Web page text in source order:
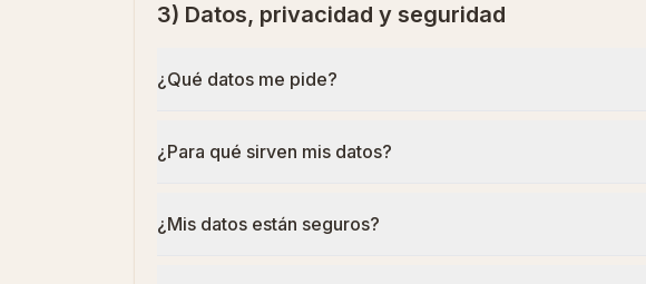
3) Datos, privacidad y seguridad
¿Qué datos me pide?
¿Para qué sirven mis datos?
¿Mis datos están seguros?